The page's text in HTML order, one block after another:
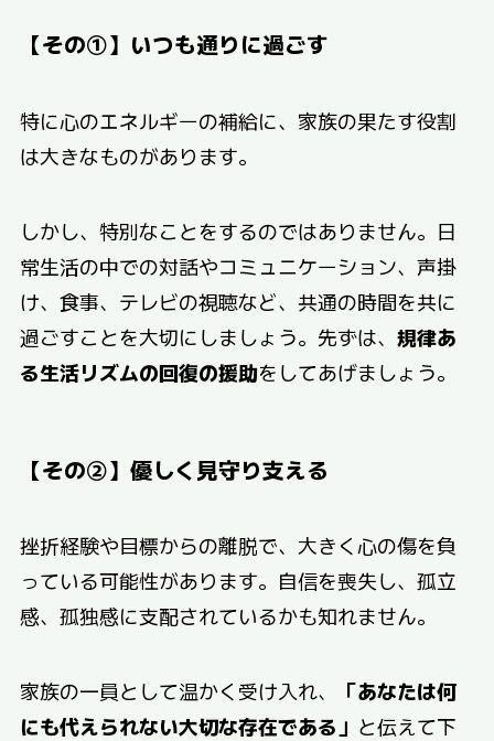
【その①】いつも通りに過ごす
特に心のエネルギーの補給に、家族の果たす役割
は大きなものがあります。
しかし、特別なことをするのではありません。日
常生活の中での対話やコミュニケーション、声掛
け、食事、テレビの視聴など、共通の時間を共に
過ごすことを大切にしましょう。先ずは、 規律あ
る生活リズムの回復の援助をしてあげましょう。
【その②】優しく見守り支える
挫折経験や目標からの離脱で、大きく心の傷を負
っている可能性があります。自信を喪失し、孤立
感、孤独感に支配されているかも知れません。
家族の一員として温かく受け入れ、
「あなたは何
にも代えられない大切な存在である」 と伝えて下